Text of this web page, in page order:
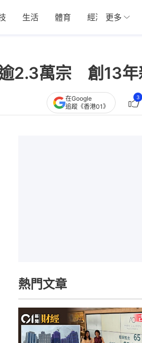
生活 體育 經濟 01深圳
更多
2.3萬宗 創13年
在Google
追蹤《香港01》
3
熱門文章